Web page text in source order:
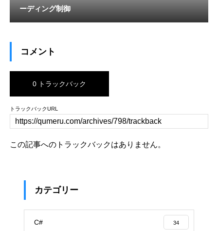
ーディング制御
コメント
0 トラックバック
トラックバックURL
この記事へのトラックバックはありません。
カテゴリー
C# 34